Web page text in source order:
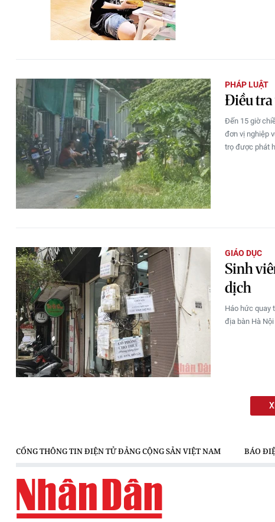
PHÁP LUẬT
Điều tra
Đến 15 giờ
đơn vị nghiệp
trọ được phát
GIÁO DỤC
Sinh
dịch
Háo hức quay
địa bàn Hà
CỔNG THÔNG TIN ĐIỆN TỬ ĐẢNG CỘNG SẢN VIỆT NAM BÁO